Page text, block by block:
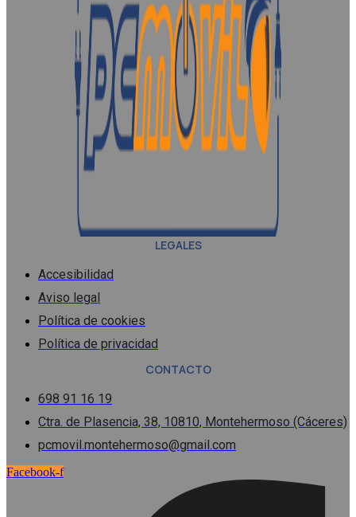
LEGALES
Accesibilidad
Aviso legal
Política de cookies
Política de privacidad
CONTACTO
698 91 16 19
Ctra. de Plasencia, 38, 10810, Montehermoso (Cáceres)
pcmovil.montehermoso@gmail.com
Facebook-f